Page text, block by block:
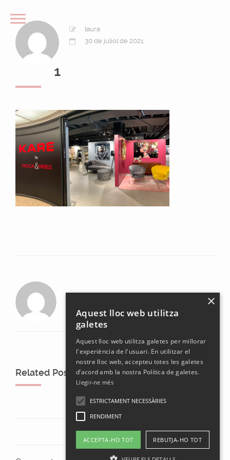
laura
30 de juliol de 2021
1
laura
Related Posts
×
Aquest lloc web utilitza
galetes
Aquest lloc web utilitza galetes per millorar
l'experiència de l'usuari. En utilitzar el
nostre lloc web, accepteu totes les galetes
d’acord amb la nostra Política de galetes.
Llegir-ne més
ESTRICTAMENT NECESSÀRIES
RENDIMENT
ACCEPTA-HO TOT REBUTJA-HO TOT